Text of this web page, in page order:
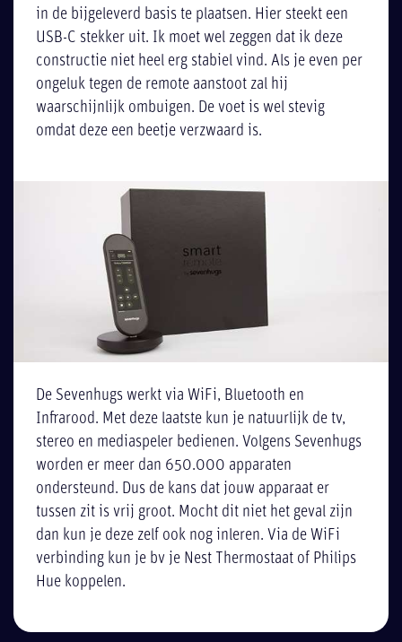
in de bijgeleverd basis te plaatsen. Hier steekt een
USB-C stekker uit. Ik moet wel zeggen dat ik deze
constructie niet heel erg stabiel vind. Als je even per
ongeluk tegen de remote aanstoot zal hij
waarschijnlijk ombuigen. De voet is wel stevig
omdat deze een beetje verzwaard is.
De Sevenhugs werkt via WiFi, Bluetooth en
Infrarood. Met deze laatste kun je natuurlijk de tv,
stereo en mediaspeler bedienen. Volgens Sevenhugs
worden er meer dan 650.000 apparaten
ondersteund. Dus de kans dat jouw apparaat er
tussen zit is vrij groot. Mocht dit niet het geval zijn
dan kun je deze zelf ook nog inleren. Via de WiFi
verbinding kun je bv je Nest Thermostaat of Philips
Hue koppelen.